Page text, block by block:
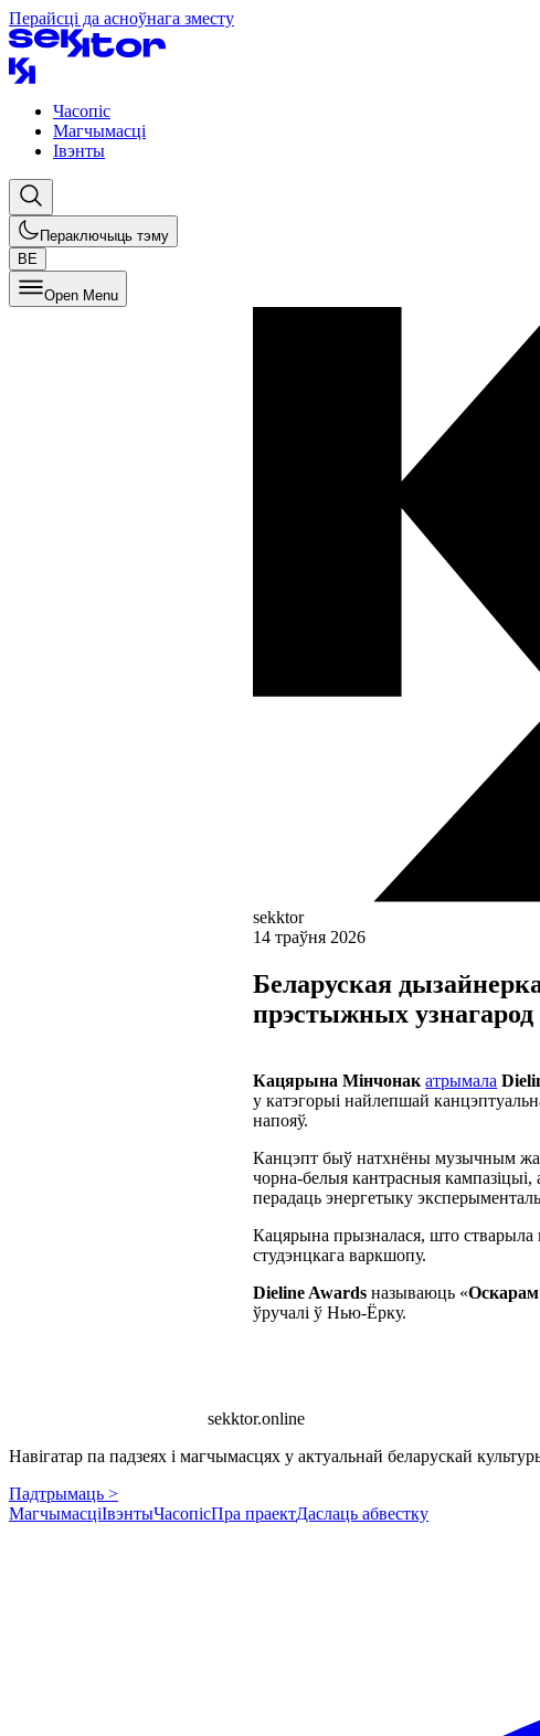
Перайсці да асноўнага зместу
Часопіс
Магчымасці
Івэнты
Пераключыць тэму
BE
Open Menu
sekktor
14 траўня 2026
Беларуская
прэстыжных узнагарод
Кацярына Мінчонакатрымала
у катэгорыі найлепшай
напояў.
Канцэпт быў натхнёны музычным
чорна-белыя кантрасныя
перадаць энергетыку
Кацярына прызналася, што стварыла
студэнцкага варкшопу.
Dieline Awardsназываюць «Оскарам
ўручалі ў Нью-Ёрку.
sekktor.online
Навігатар па падзеях і магчымасцях у актуальнай беларускай
Падтрымаць >
МагчымасціІвэнтыЧасопісПра праектДаслаць абвестку